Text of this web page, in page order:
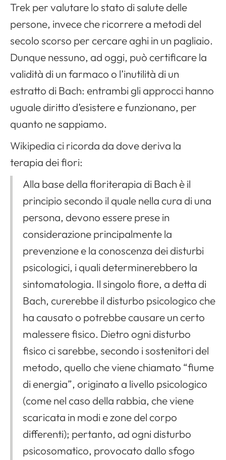
Trek per valutare lo stato di salute delle
persone, invece che ricorrere a metodi del
secolo scorso per cercare aghi in un pagliaio.
Dunque nessuno, ad oggi, può certificare la
validità di un farmaco o l’inutilità di un
estratto di Bach: entrambi gli approcci hanno
uguale diritto d’esistere e funzionano, per
quanto ne sappiamo.
Wikipedia ci ricorda da dove deriva la
terapia dei fiori:
Alla base della floriterapia di Bach è il
principio secondo il quale nella cura di una
persona, devono essere prese in
considerazione principalmente la
prevenzione e la conoscenza dei disturbi
psicologici, i quali determinerebbero la
sintomatologia. Il singolo fiore, a detta di
Bach, curerebbe il disturbo psicologico che
ha causato o potrebbe causare un certo
malessere fisico. Dietro ogni disturbo
fisico ci sarebbe, secondo i sostenitori del
metodo, quello che viene chiamato “fiume
di energia”, originato a livello psicologico
(come nel caso della rabbia, che viene
scaricata in modi e zone del corpo
differenti); pertanto, ad ogni disturbo
psicosomatico, provocato dallo sfogo